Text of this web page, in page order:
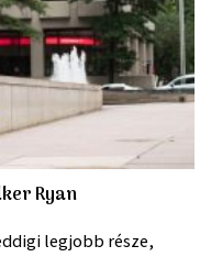
Ryan
legjobb része,